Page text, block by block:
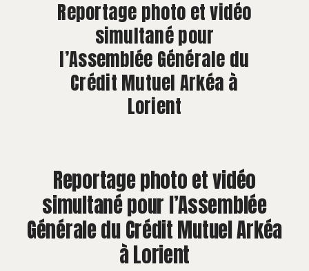
CONTACT
Reportage photo et vidéo
simultané pour
l’Assemblée Générale du
Crédit Mutuel Arkéa à
Lorient
Reportage photo et vidéo
simultané pour l’Assemblée
Générale du Crédit Mutuel Arkéa
à Lorient